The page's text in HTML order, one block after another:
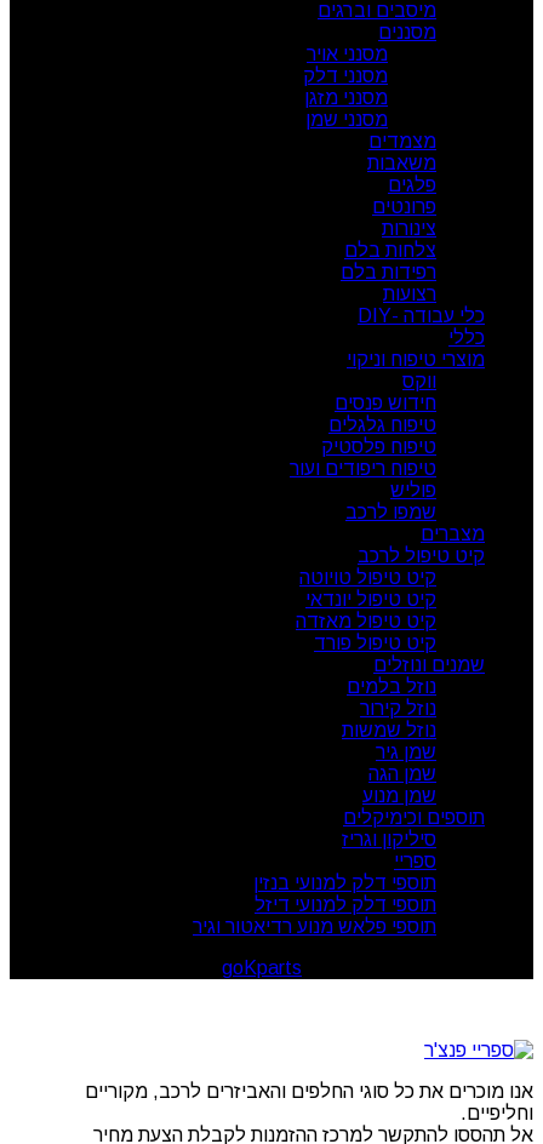
מיסבים וברגים
מסננים
מסנני אויר
מסנני דלק
מסנני מזגן
מסנני שמן
מצמדים
משאבות
פלגים
פרונטים
צינורות
צלחות בלם
רפידות בלם
רצועות
כלי עבודה -DIY
כללי
מוצרי טיפוח וניקוי
ווקס
חידוש פנסים
טיפוח גלגלים
טיפוח פלסטיק
טיפוח ריפודים ועור
פוליש
שמפו לרכב
מצברים
קיט טיפול לרכב
קיט טיפול טויוטה
קיט טיפול יונדאי
קיט טיפול מאזדה
קיט טיפול פורד
שמנים ונוזלים
נוזל בלמים
נוזל קירור
נוזל שמשות
שמן גיר
שמן הגה
שמן מנוע
תוספים וכימיקלים
סיליקון וגריז
ספריי
תוספי דלק למנועי בנזין
תוספי דלק למנועי דיזל
תוספי פלאש מנוע רדיאטור וגיר
goKparts
אנו מוכרים את כל סוגי החלפים והאביזרים לרכב, מקוריים
וחליפיים.
אל תהססו להתקשר למרכז ההזמנות לקבלת הצעת מחיר